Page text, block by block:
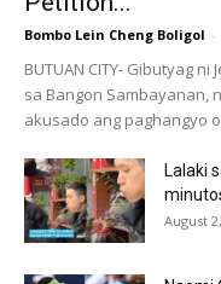
Bombo Lein Cheng Boligol -
BUTUAN CITY- Gibutyag
sa Bangon Sambayanan,
akusado ang paghangyo
Lalaki
August